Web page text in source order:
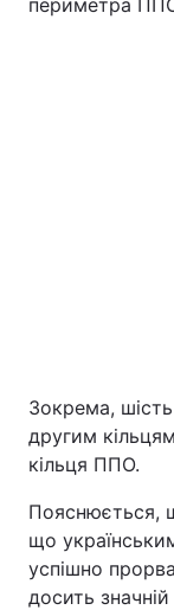
периметра
Зокрема,
другим
кільця ППО.
Пояснюється,
що
успішно
досить значній